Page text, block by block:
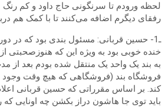
لحظه ورودم تا سرنگونی حاج داود و کم رنگ
رفقای دیگرم اضافه می‌کنند تا با کمک هم
ـ1- حسین قربانی: مسئول بندی بود که در
خنده خوبی بود به ویژه این که هنوزصحبتی
به بند یک واحد یک منتقل شده بودم بعد از
فروشگاه بند (فروشگاهی که هیچ وقت وجود
باید توی جا هاشون دراز بکشن چه اونایی